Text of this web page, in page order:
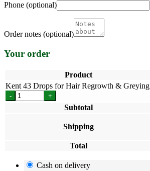
Phone (optional)
Order notes (optional)
Your order
Product
Kent 43 Drops for Hair Regrowth & Greying
- +
Subtotal
Shipping
Total
Cash on delivery